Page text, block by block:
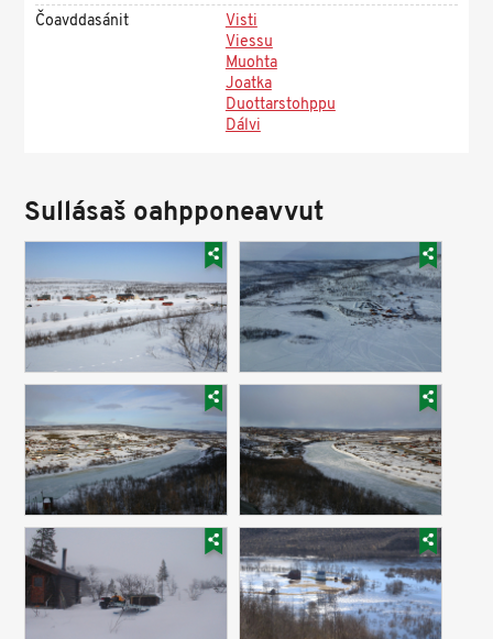
Čoavddasánit
Visti
Viessu
Muohta
Joatka
Duottarstohppu
Dálvi
Sullásaš oahpponeavvut